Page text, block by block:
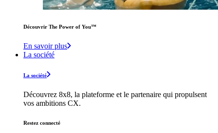
Découvrir The Power of You™️
En savoir plus
La société
La société
Découvrez 8x8, la plateforme et le partenaire qui propulsent
vos ambitions CX.
Restez connecté